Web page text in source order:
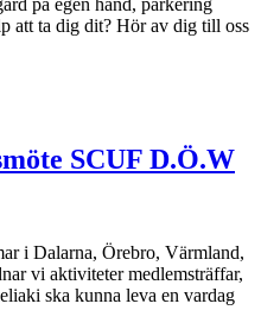
på egen hand, parkering
att ta dig dit? Hör av dig till oss
SCUF D.Ö.W
i Dalarna, Örebro, Värmland,
vi aktiviteter medlemsträffar,
ska kunna leva en vardag